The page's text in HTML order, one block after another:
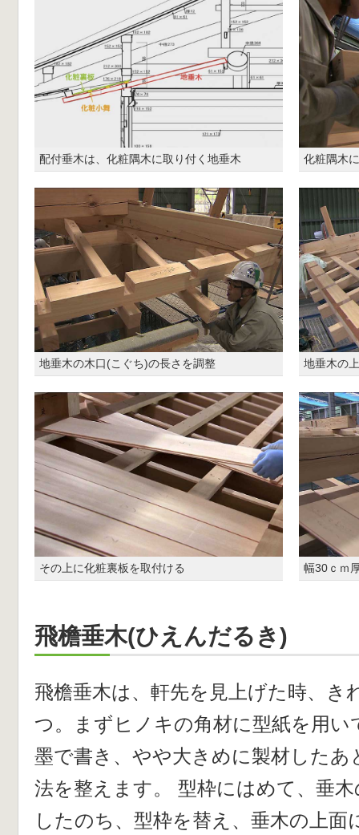
配付垂木は、化粧隅木に取り付く地垂木 化粧隅木
地垂木の木口(こぐち)の長さを調整 地垂木の
その上に化粧裏板を取付ける 幅30ｃｍ
飛檐垂木(ひえんだるき)
飛檐垂木は、軒先を見上げた時、き
つ。まずヒノキの角材に型紙を用い
墨で書き、やや大きめに製材したあ
法を整えます。 型枠にはめて、垂
したのち、型枠を替え、垂木の上面